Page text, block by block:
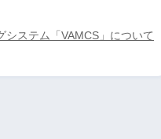
システム「VAMCS」について